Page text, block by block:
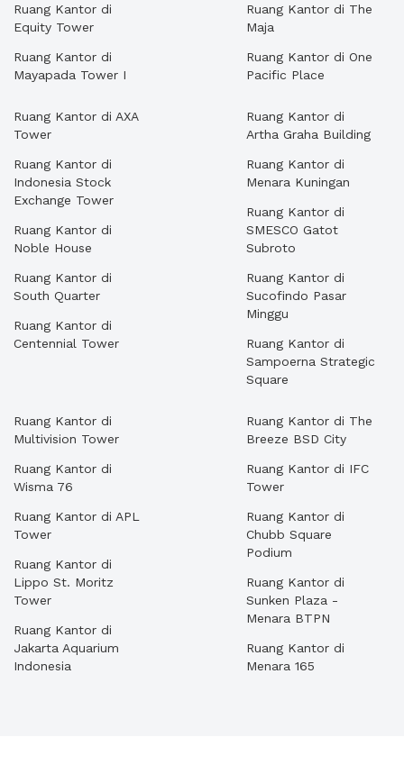
Ruang Kantor di
Equity Tower
Ruang Kantor di
Mayapada Tower I
Ruang Kantor di The
Maja
Ruang Kantor di One
Pacific Place
Ruang Kantor di AXA
Tower
Ruang Kantor di
Indonesia Stock
Exchange Tower
Ruang Kantor di
Noble House
Ruang Kantor di
South Quarter
Ruang Kantor di
Centennial Tower
Ruang Kantor di
Artha Graha Building
Ruang Kantor di
Menara Kuningan
Ruang Kantor di
SMESCO Gatot
Subroto
Ruang Kantor di
Sucofindo Pasar
Minggu
Ruang Kantor di
Sampoerna Strategic
Square
Ruang Kantor di
Multivision Tower
Ruang Kantor di
Wisma 76
Ruang Kantor di APL
Tower
Ruang Kantor di
Lippo St. Moritz
Tower
Ruang Kantor di
Jakarta Aquarium
Indonesia
Ruang Kantor di The
Breeze BSD City
Ruang Kantor di IFC
Tower
Ruang Kantor di
Chubb Square
Podium
Ruang Kantor di
Sunken Plaza -
Menara BTPN
Ruang Kantor di
Menara 165